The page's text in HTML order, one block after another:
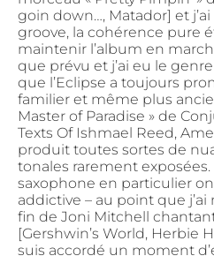
goin down…, Matador] et
groove, la cohérence pure
maintenir l’album en
que prévu et j’ai eu le
que l’Eclipse a toujours
familier et même plus
Master of Paradise » de
Texts Of Ishmael Reed,
produit toutes sortes de
tonales rarement exposées.
saxophone en particulier
addictive – au point que
fin de Joni Mitchell chantant
[Gershwin’s World, Herbie
suis accordé un moment